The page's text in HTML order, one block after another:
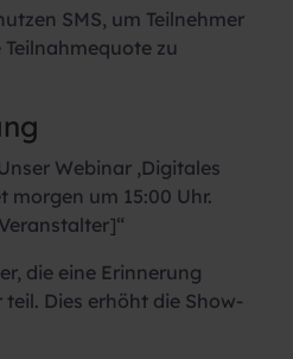
SMS, um Teilnehmer
zu
Webinar ‚Digitales
morgen um 15:00 Uhr.
die eine Erinnerung
Dies erhöht die Show-